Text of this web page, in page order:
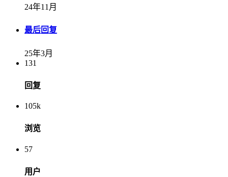
24年11月
最后回复
25年3月
131
回复
105k
浏览
57
用户